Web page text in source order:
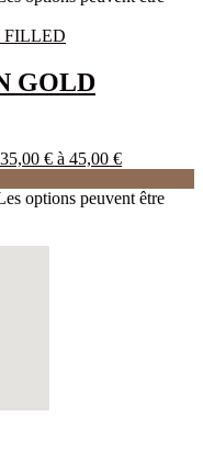
GOLD
€ à 45,00 €
options peuvent être